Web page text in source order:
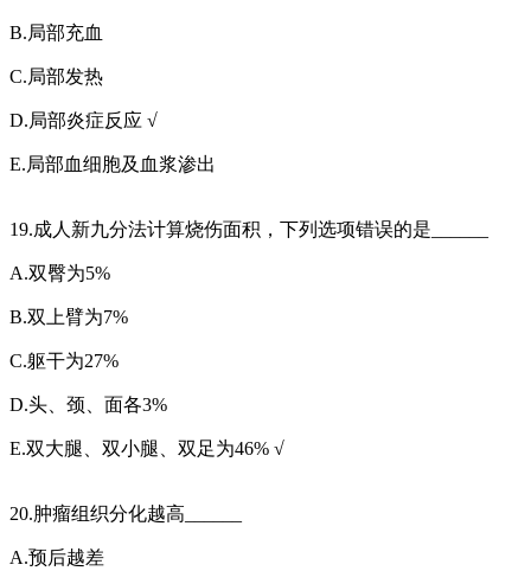
B.局部充血
C.局部发热
D.局部炎症反应 √
E.局部血细胞及血浆渗出
19.成人新九分法计算烧伤面积，下列选项错误的是______
A.双臀为5%
B.双上臂为7%
C.躯干为27%
D.头、颈、面各3%
E.双大腿、双小腿、双足为46% √
20.肿瘤组织分化越高______
A.预后越差